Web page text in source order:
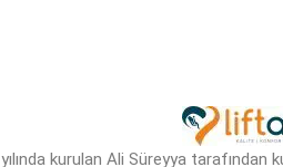
kurulan Ali Süreyya